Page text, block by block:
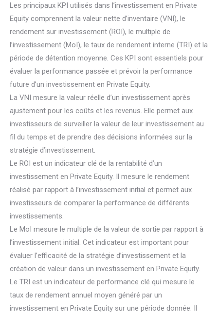
Les principaux KPI utilisés dans l’investissement en Private
Equity comprennent la valeur nette d’inventaire (VNI), le
rendement sur investissement (ROI), le multiple de
l’investissement (MoI), le taux de rendement interne (TRI) et la
période de détention moyenne. Ces KPI sont essentiels pour
évaluer la performance passée et prévoir la performance
future d’un investissement en Private Equity.
La VNI mesure la valeur réelle d’un investissement après
ajustement pour les coûts et les revenus. Elle permet aux
investisseurs de surveiller la valeur de leur investissement au
fil du temps et de prendre des décisions informées sur la
stratégie d’investissement.
Le ROI est un indicateur clé de la rentabilité d’un
investissement en Private Equity. Il mesure le rendement
réalisé par rapport à l’investissement initial et permet aux
investisseurs de comparer la performance de différents
investissements.
Le MoI mesure le multiple de la valeur de sortie par rapport à
l’investissement initial. Cet indicateur est important pour
évaluer l’efficacité de la stratégie d’investissement et la
création de valeur dans un investissement en Private Equity.
Le TRI est un indicateur de performance clé qui mesure le
taux de rendement annuel moyen généré par un
investissement en Private Equity sur une période donnée. Il